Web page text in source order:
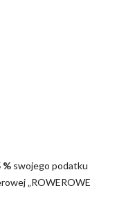
% swojego podatku
„ROWEROWE